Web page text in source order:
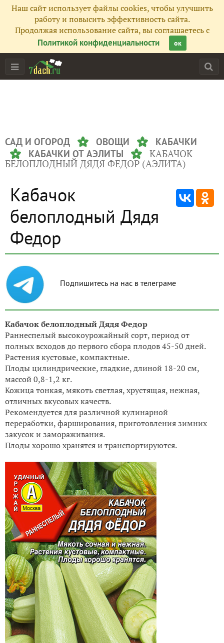
Наш сайт использует файлы cookies, чтобы улучшить
работу и повысить эффективность сайта.
Продолжая использование сайта, вы соглашаетесь с
Политикой конфиденциальности
ок
САД И ОГОРОД ОВОЩИ
КАБАЧКИ
КАБАЧКИ ОТ АЭЛИТЫ
КАБАЧОК
БЕЛОПЛОДНЫЙ ДЯДЯ ФЕДОР (АЭЛИТА)
Кабачок
белоплодный Дядя
Федор
Подпишитесь на нас в телеграме
Кабачок белоплодный Дядя Федор
Раннеспелый высокоурожайный сорт, период от
полных всходов до первого сбора плодов 45-50 дней.
Растения кустовые, компактные.
Плоды цилиндрические, гладкие, длиной 18-20 см,
массой 0,8-1,2 кг.
Кожица тонкая, мякоть светлая, хрустящая, нежная,
отличных вкусовых качеств.
Рекомендуется для различной кулинарной
переработки, фарширования, приготовления зимних
закусок и замораживания.
Плоды хорошо хранятся и транспортируются.